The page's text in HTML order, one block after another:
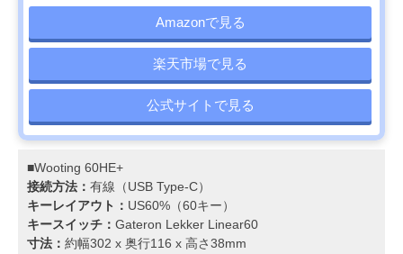
Amazonで見る
楽天市場で見る
公式サイトで見る
■Wooting 60HE+
接続方法： 有線（USB Type-C）
キーレイアウト： US60%（60キー）
キースイッチ： Gateron Lekker Linear60
寸法： 約幅302 x 奥行116 x 高さ38mm